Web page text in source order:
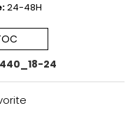
24-48H
24